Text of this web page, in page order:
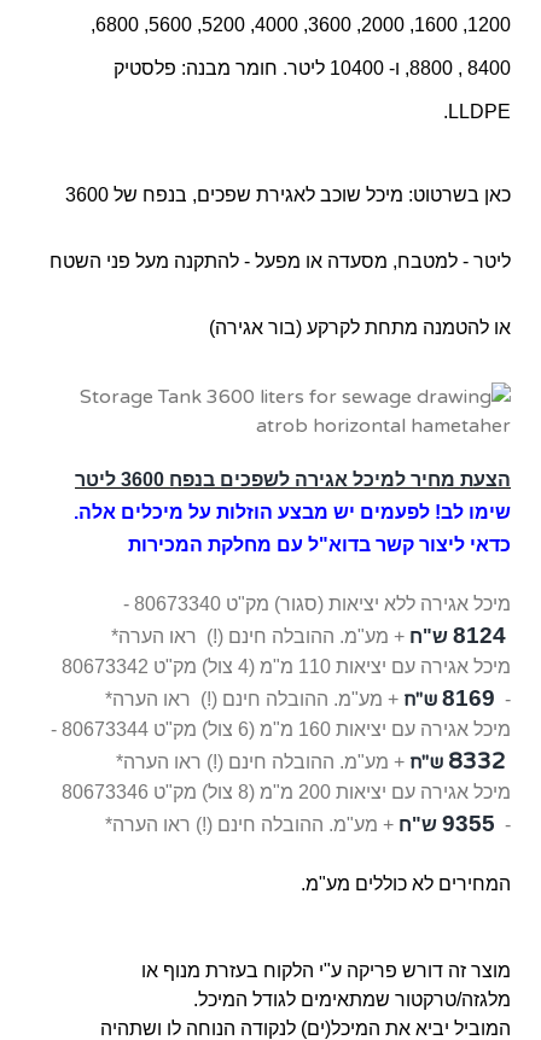
1200, 1600, 2000, 3600, 4000, 5200, 5600, 6800,
8400 , 8800, ו- 10400 ליטר. חומר מבנה: פלסטיק
LLDPE.
כאן בשרטוט: מיכל שוכב לאגירת שפכים, בנפח של 3600
ליטר - למטבח, מסעדה או מפעל - להתקנה מעל פני השטח
או להטמנה מתחת לקרקע (בור אגירה)
הצעת מחיר למיכל אגירה לשפכים בנפח 3600 ליטר
שימו לב! לפעמים יש מבצע הוזלות על מיכלים אלה.
כדאי ליצור קשר בדוא"ל עם מחלקת המכירות
מיכל אגירה ללא יציאות (סגור) מק"ט 80673340 -
8124 ש"ח + מע"מ. ההובלה חינם (!) ראו הערה*
מיכל אגירה עם יציאות 110 מ"מ (4 צול)
מק"ט 80673342
-
8169 ש"ח + מע"מ. ההובלה חינם (!) ראו הערה*
מיכל אגירה עם יציאות 160 מ"מ (6 צול)
מק"ט 80673344 -
8332 ש"ח + מע"מ. ההובלה חינם (!) ראו הערה*
מיכל אגירה עם יציאות 200 מ"מ (8 צול)
מק"ט 80673346
-
9355 ש"ח + מע"מ. ההובלה חינם (!) ראו הערה*
המחירים לא כוללים מע"מ.
מוצר זה דורש פריקה ע"י הלקוח בעזרת מנוף או
מלגזה/טרקטור שמתאימים לגודל המיכל.
המוביל יביא את המיכל(ים) לנקודה הנוחה לו ושתהיה